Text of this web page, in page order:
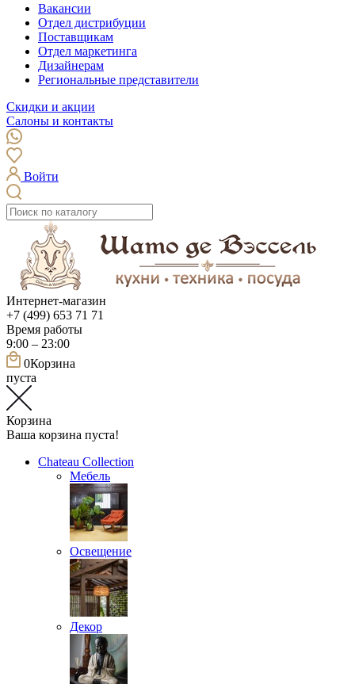
Вакансии
Отдел дистрибуции
Поставщикам
Отдел маркетинга
Дизайнерам
Региональные представители
Скидки и акции
Салоны и контакты
Войти
Интернет-магазин
+7 (499) 653 71 71
Время работы
9:00 – 23:00
0Корзина
пуста
Корзина
Ваша корзина пуста!
Chateau Collection
Мебель
Освещение
Декор